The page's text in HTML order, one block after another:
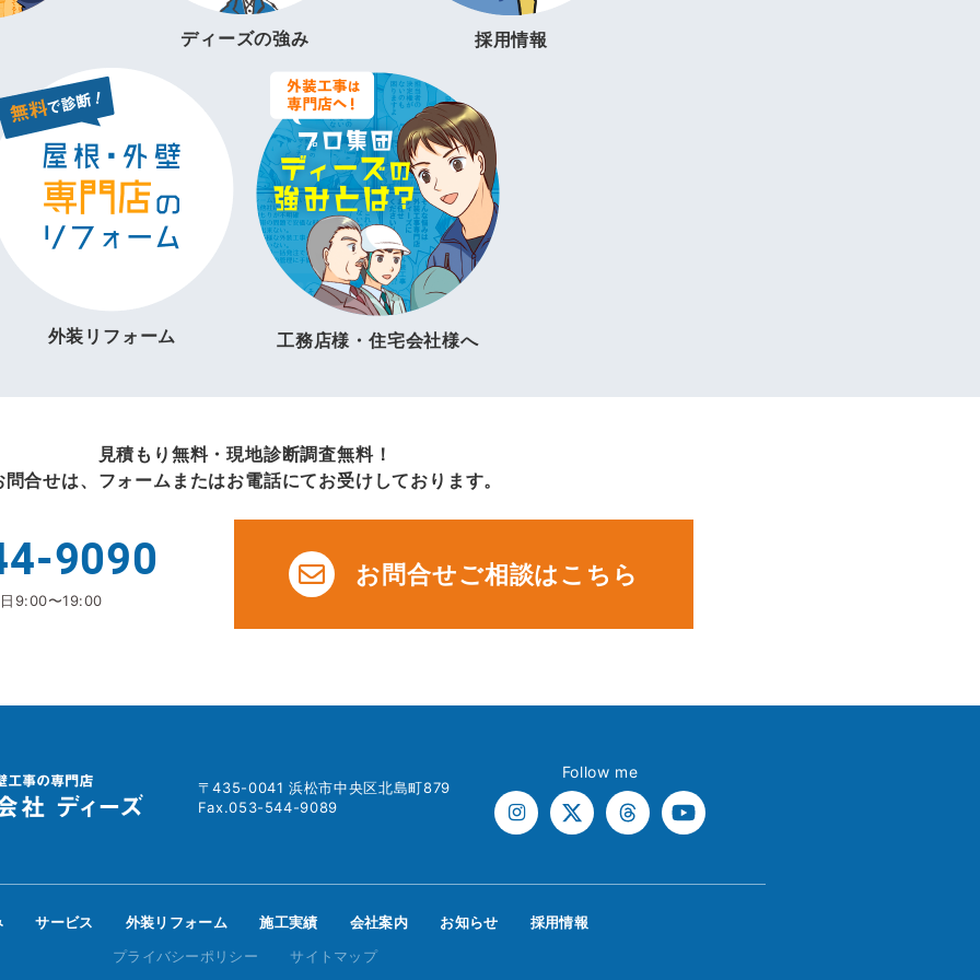
ディーズの強み 採用情報
外装リフォーム 工務店様・住宅会社様へ
見積もり無料・現地診断調査無料！
問合せは、フォームまたはお電話にてお受けしております。
9090
9:00〜19:00
お問合せご相談はこちら
〒435-0041 浜松市中央区北島町879
Fax.053-544-9089
Follow me
サービス 外装リフォーム 施工実績 会社案内 お知らせ
採用情報
プライバシーポリシー
サイトマップ